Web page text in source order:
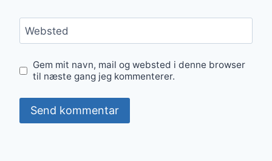
Websted
Gem mit navn, mail og websted i denne browser
til næste gang jeg kommenterer.